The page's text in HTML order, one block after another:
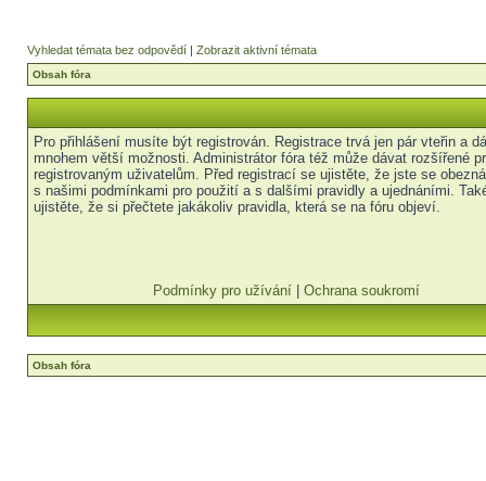
Vyhledat témata bez odpovědí | Zobrazit aktivní témata
Obsah fóra
Pro přihlášení musíte být registrován. Registrace trvá jen pár vteřin a
mnohem větší možnosti. Administrátor fóra též může dávat rozšířené
registrovaným uživatelům. Před registrací se ujistěte, že jste se
s našimi podmínkami pro použití a s dalšími pravidly a ujednáními.
ujistěte, že si přečtete jakákoliv pravidla, která se na fóru objeví.
Podmínky pro užívání Ochrana soukromí
Obsah fóra